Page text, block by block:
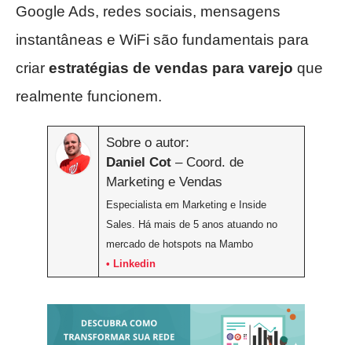
Google Ads, redes sociais, mensagens
instantâneas e WiFi são fundamentais para
criar estratégias de vendas para varejo que
realmente funcionem.
Sobre o autor:
Daniel Cot– Coord. de
Marketing e Vendas
Especialista em Marketing e Inside
Sales. Há mais de 5 anos atuando no
mercado de hotspots na Mambo
• Linkedin